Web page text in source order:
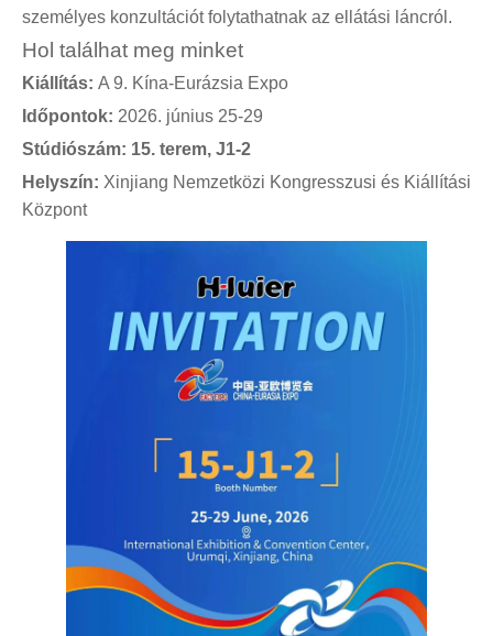
személyes konzultációt folytathatnak az ellátási láncról.
Hol találhat meg minket
Kiállítás: A 9. Kína-Eurázsia Expo
Időpontok: 2026. június 25-29
Stúdiószám: 15. terem, J1-2
Helyszín: Xinjiang Nemzetközi Kongresszusi és Kiállítási
Központ